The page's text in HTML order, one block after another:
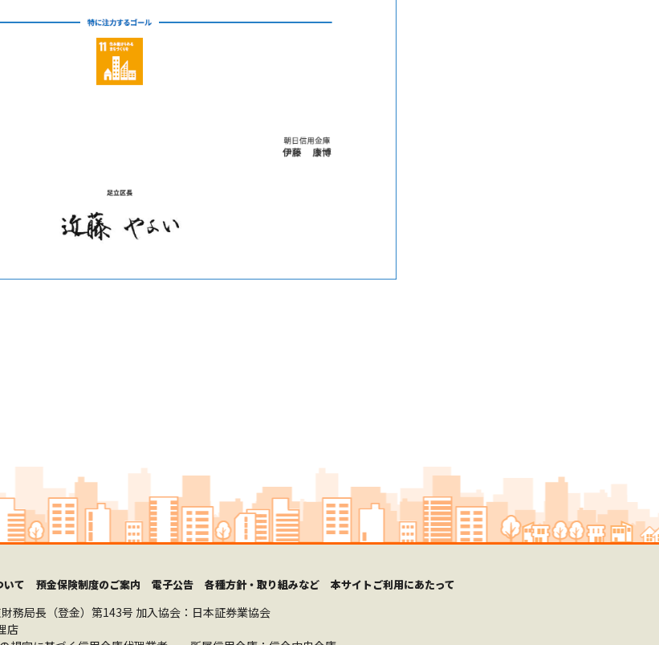
いて 預金保険制度のご案内 電子公告 各種方針・取り組みなど 本サイトご利用にあたって
務局長（登金）第143号 加入協会：日本証券業協会
店